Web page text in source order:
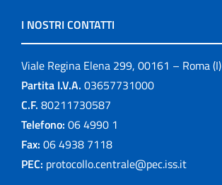
I NOSTRI CONTATTI
Viale Regina Elena 299, 00161 – Roma (I)
Partita I.V.A. 03657731000
C.F. 80211730587
Telefono: 06 4990 1
Fax: 06 4938 7118
PEC: protocollo.centrale@pec.iss.it